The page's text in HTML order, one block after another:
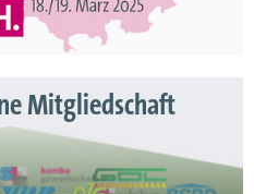
Mitgliedschaft